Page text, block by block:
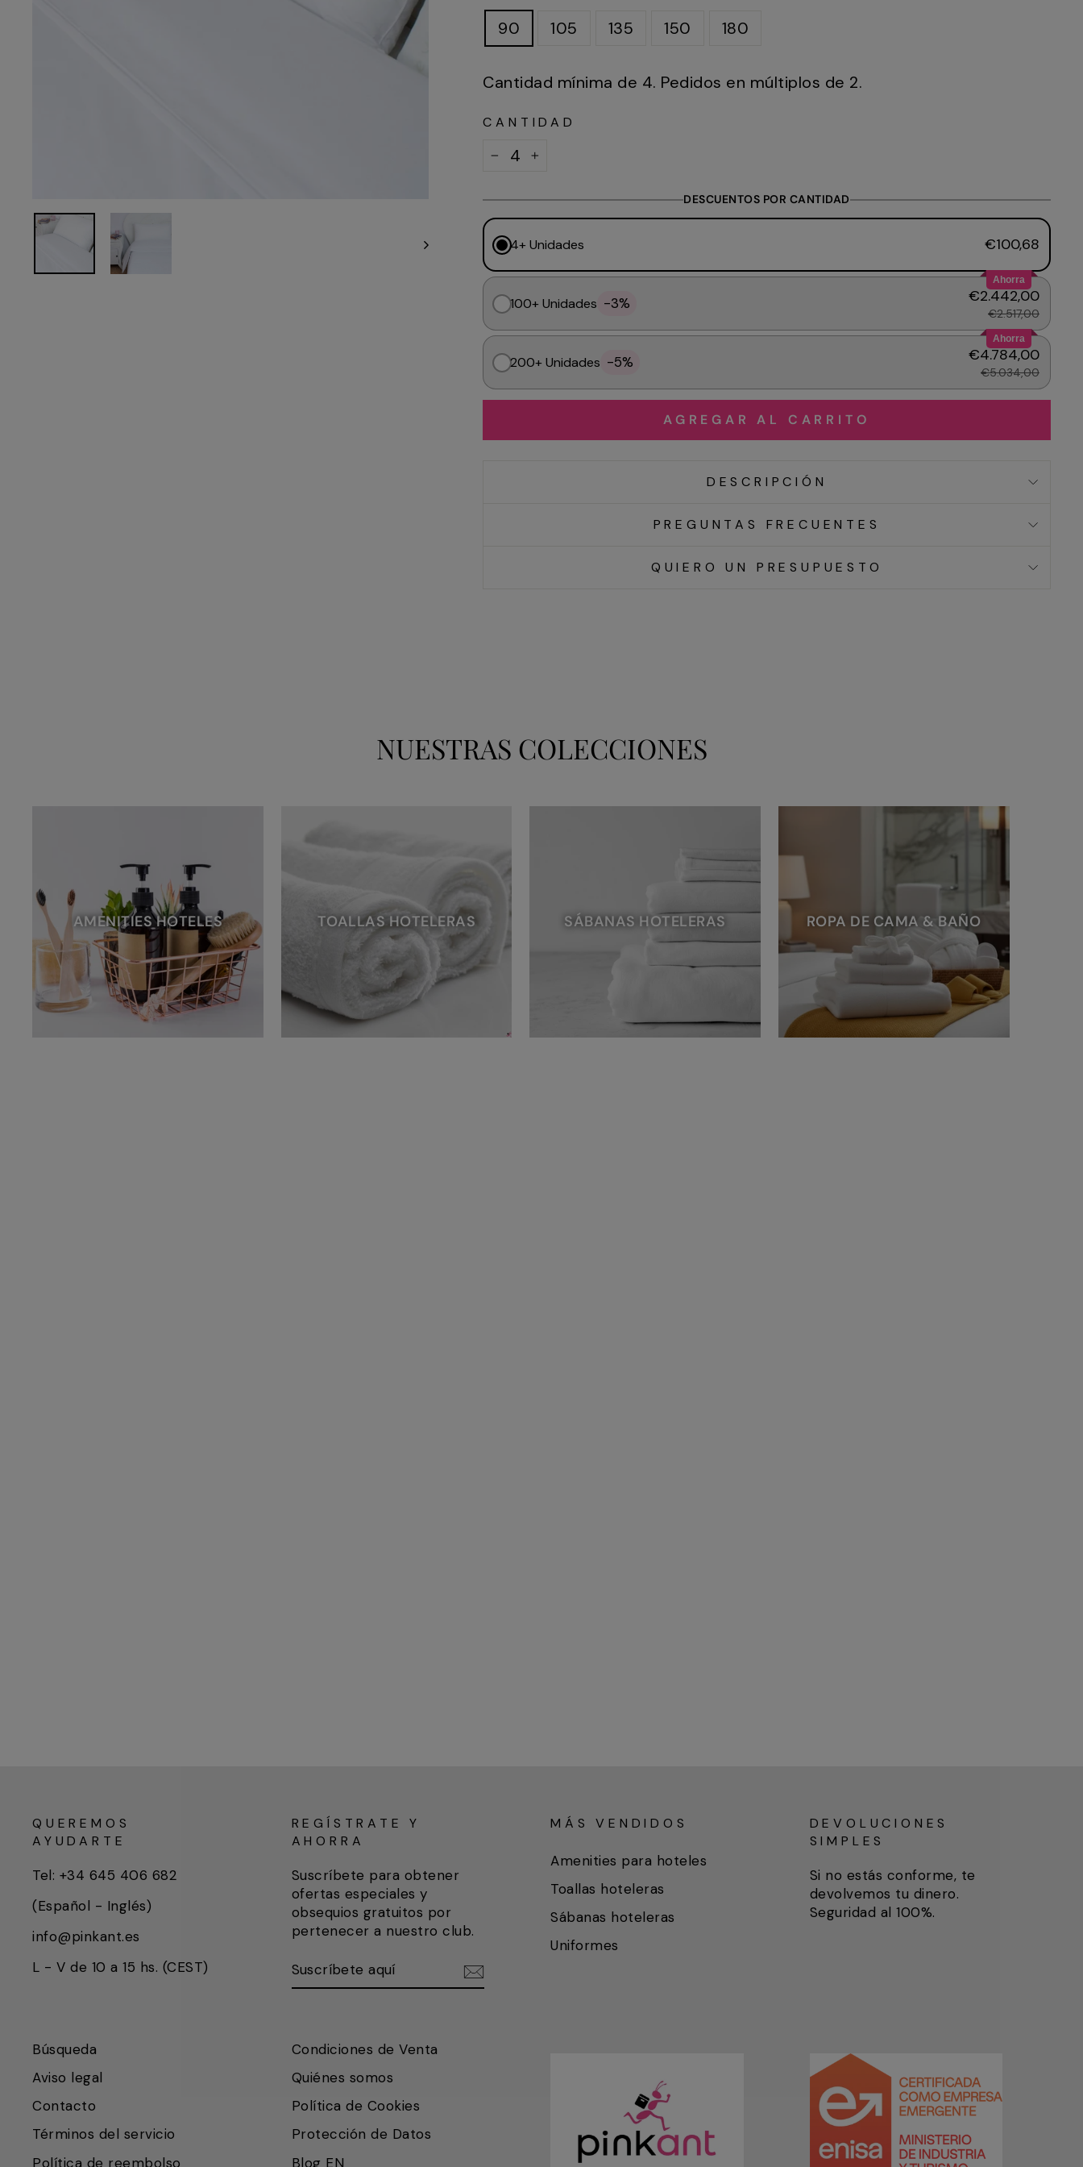
90 105 135 150 180
Cantidad mínima de 4. Pedidos en múltiplos de 2.
CANTIDAD
DESCUENTOS POR CANTIDAD
4+ Unidades €100,68
Ahorra
100+ Unidades -3% €2.442,00
€2.517,00
Ahorra
200+ Unidades -5% €4.784,00
€5.034,00
AGREGAR AL CARRITO
DESCRIPCIÓN
PREGUNTAS FRECUENTES
QUIERO UN PRESUPUESTO
NUESTRAS COLECCIONES
AMENITIES HOTELES TOALLAS HOTELERAS SÁBANAS HOTELERAS ROPA DE CAMA & BAÑO
QUEREMOS
AYUDARTE
Tel: +34 645 406 682
(Español - Inglés)
info@pinkant.es
L - V de 10 a 15 hs. (CEST)
REGÍSTRATE Y
AHORRA
Suscríbete para obtener
ofertas especiales y
obsequios gratuitos por
pertenecer a nuestro club.
AQUÍ
MÁS VENDIDOS
Amenities para hoteles
Toallas hoteleras
Sábanas hoteleras
Uniformes
DEVOLUCIONES
SIMPLES
Si no estás conforme, te
devolvemos tu dinero.
Seguridad al 100%.
Búsqueda
Aviso legal
Contacto
Términos del servicio
Política de reembolso
Condiciones de Venta
Quiénes somos
Política de Cookies
Protección de Datos
Blog EN